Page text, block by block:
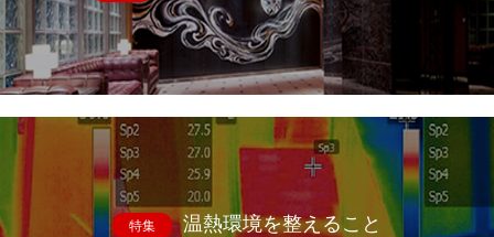
特集 温熱環境を整えること